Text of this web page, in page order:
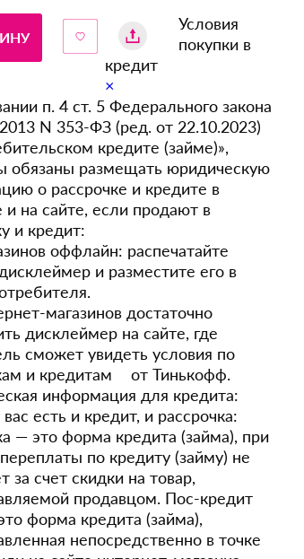
Условия
покупки в
кредит
×
п. 4 ст. 5 Федерального закона
N 353-ФЗ (ред. от 22.10.2023)
кредите (займе)»,
обязаны размещать юридическую
о рассрочке и кредите в
и на сайте, если продают в
и кредит:
оффлайн: распечатайте
и разместите его в
магазинов достаточно
дисклеймер на сайте, где
сможет увидеть условия по
и кредитам от Тинькофф.
информация для кредита:
есть и кредит, и рассрочка:
— это форма кредита (займа), при
по кредиту (займу) не
за счет скидки на товар,
продавцом. Пос-кредит
форма кредита (займа),
непосредственно в точке